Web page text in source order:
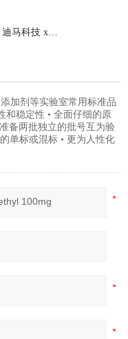
GB 5749-2022《生活饮用水卫生标准》 迪马科技 xStandard 标准品大汇总！
加剂等实验室常用标准品
和稳定性 • 全面仔细的原
备两批独立的批号互为验
单标或混标 • 更为人性化